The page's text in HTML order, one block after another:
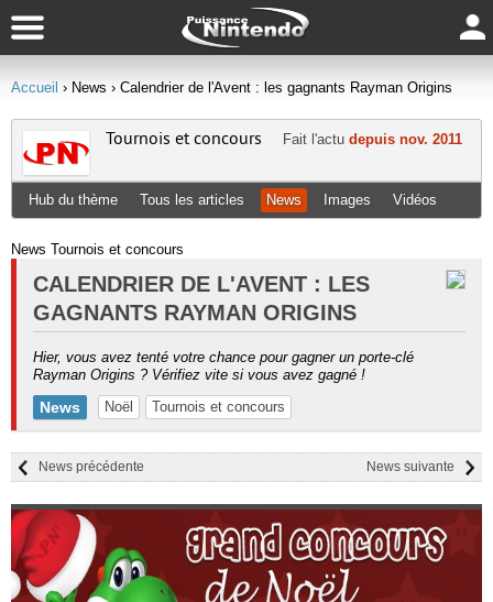
Accueil › News › Calendrier de l'Avent : les gagnants Rayman Origins
Tournois et concours Fait l'actu depuis nov. 2011
Hub du thème Tous les articles News Images Vidéos
News Tournois et concours
CALENDRIER DE L'AVENT : LES
GAGNANTS RAYMAN ORIGINS
Hier, vous avez tenté votre chance pour gagner un porte-clé
Rayman Origins ? Vérifiez vite si vous avez gagné !
News Noël Tournois et concours
News suivante
News précédente